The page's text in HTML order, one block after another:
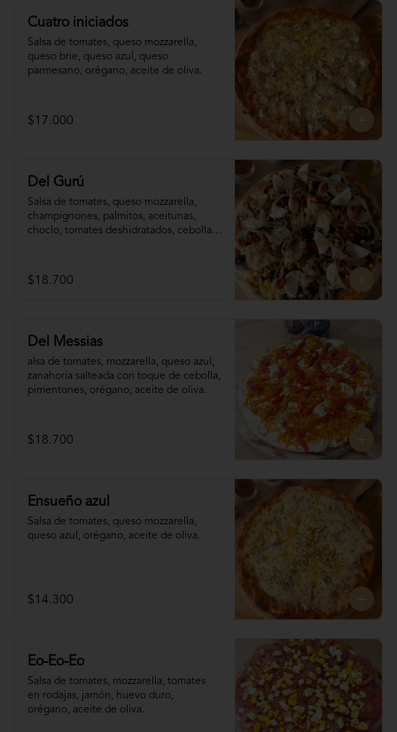
Cuatro iniciados
Salsa de tomates, queso mozzarella,
queso brie, queso azul, queso
parmesano, orégano, aceite de oliva.
$17.000
Del Gurú
Salsa de tomates, queso mozzarella,
champignones, palmitos, aceitunas,
choclo, tomates deshidratados, cebolla
$18.700
Del Messias
alsa de tomates, mozzarella, queso azul,
zanahoria salteada con toque de cebolla,
pimentones, orégano, aceite de oliva.
$18.700
Ensueño azul
Salsa de tomates, queso mozzarella,
queso azul, orégano, aceite de oliva.
$14.300
Eo-Eo-Eo
Salsa de tomates, mozzarella, tomates
en rodajas, jamón, huevo duro,
orégano, aceite de oliva.